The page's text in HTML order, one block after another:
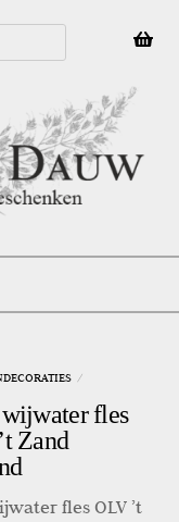
fles
Zand
fles OLV ’t